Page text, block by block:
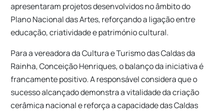
apresentaram projetos desenvolvidos no âmbito do
Plano Nacional das Artes, reforçando a ligação entre
educação, criatividade e património cultural.
Para a vereadora da Cultura e Turismo das Caldas da
Rainha, Conceição Henriques, o balanço da iniciativa é
francamente positivo. A responsável considera que o
sucesso alcançado demonstra a vitalidade da criação
cerâmica nacional e reforça a capacidade das Caldas